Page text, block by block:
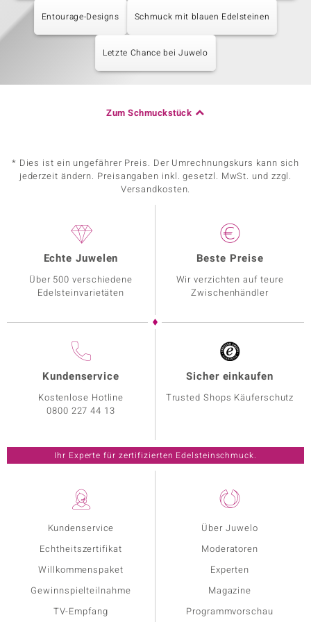
Entourage-Designs Schmuck mit blauen Edelsteinen
Letzte Chance bei Juwelo
Zum Schmuckstück
* Dies ist ein ungefährer Preis. Der Umrechnungskurs kann sich
jederzeit ändern. Preisangaben inkl. gesetzl. MwSt. und zzgl.
Versandkosten.
Kundenservice
Echtheitszertifikat
Willkommenspaket
Gewinnspielteilnahme
TV-Empfang
Über Juwelo
Moderatoren
Experten
Magazine
Programmvorschau
Echte Juwelen
Über 500 verschiedene
Edelsteinvarietäten
Beste Preise
Wir verzichten auf teure
Zwischenhändler
Kundenservice
Kostenlose Hotline
0800 227 44 13
Sicher einkaufen
Trusted Shops Käuferschutz
Ihr Experte für zertifizierten Edelsteinschmuck.